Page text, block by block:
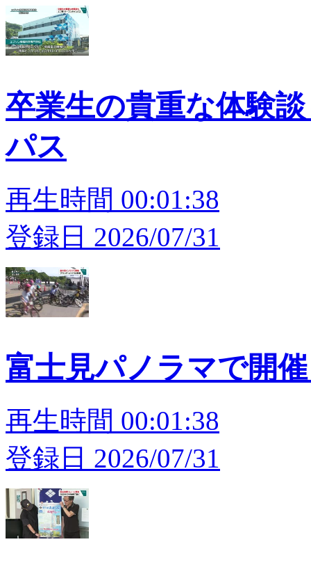
卒業生の貴重な体験
パス
再生時間 00:01:38
登録日 2026/07/31
富士見パノラマで開
再生時間 00:01:38
登録日 2026/07/31